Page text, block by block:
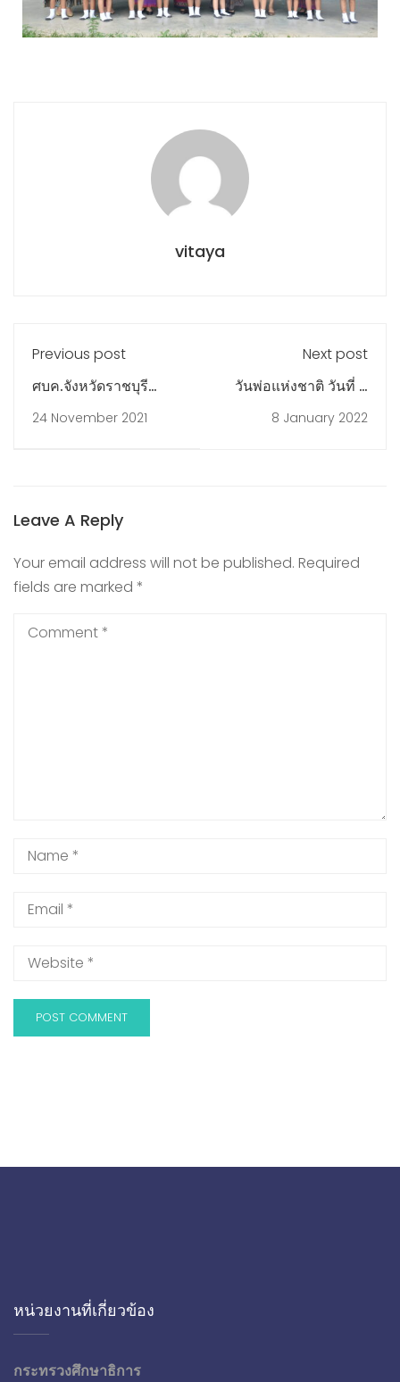
vitaya
Previous post
ศบค.จังหวัดราชบุรี
ตรวจเยี่ยมและติดตาม
24 November 2021
Next post
วันพ่อแห่งชาติ วันที่ 5
ธันวาคม 2564
8 January 2022
Leave A Reply
Your email address will not be published. Required
fields are marked *
หน่วยงานที่เกี่ยวข้อง
กระทรวงศึกษาธิการ